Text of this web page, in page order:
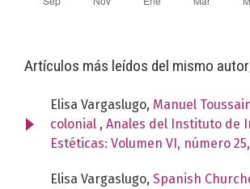
Artículos más leídos del mismo
Elisa Vargaslugo, Manuel
colonial , Anales del Instituto de
Estéticas: Volumen VI, número
Elisa Vargaslugo, Spanish